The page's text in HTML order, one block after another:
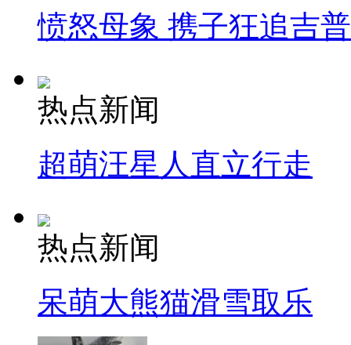
愤怒母象 携子狂追吉
热点新闻
超萌汪星人直立行走
热点新闻
呆萌大熊猫滑雪取乐